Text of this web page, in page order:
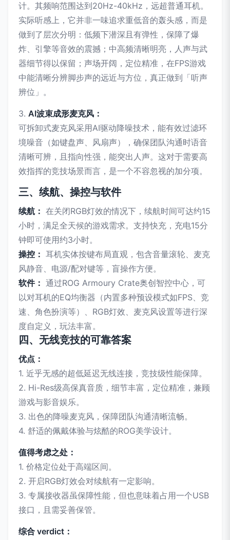
计。其频响范围达到20Hz-40kHz，远超普通耳机。
实际听感上，它并非一味追求重低音的轰头感，而是
做到了层次分明：低频下潜深且有弹性，保障了爆
炸、引擎等音效的震撼；中高频清晰明亮，人声与武
器细节得以保留；声场开阔，定位精准，在FPS游戏
中能清晰分辨脚步声的远近与方位，真正做到「听声
辨位」。
3. AI波束成形麦克风：
可拆卸式麦克风采用AI驱动降噪技术，能有效过滤环
境噪音（如键盘声、风扇声），确保团队沟通时语音
清晰可辨，且指向性强，能突出人声。这对于需要高
效指挥的竞技场景而言，是一个不容忽视的加分项。
三、续航、操控与软件
续航： 在关闭RGB灯效的情况下，续航时间可达约15
小时，满足全天候的游戏需求。支持快充，充电15分
钟即可使用约3小时。
操控： 耳机实体按键布局直观，包含音量滚轮、麦克
风静音、电源/配对键等，盲操作方便。
软件： 通过ROG Armoury Crate奥创智控中心，可
以对耳机的EQ均衡器（内置多种预设模式如FPS、竞
速、角色扮演等）、RGB灯效、麦克风设置等进行深
度自定义，玩法丰富。
四、无线竞技的可靠答案
优点：
1. 近乎无感的超低延迟无线连接，竞技级性能保障。
2. Hi-Res级高保真音质，细节丰富，定位精准，兼顾
游戏与影音娱乐。
3. 出色的降噪麦克风，保障团队沟通清晰流畅。
4. 舒适的佩戴体验与炫酷的ROG美学设计。
值得考虑之处：
1. 价格定位处于高端区间。
2. 开启RGB灯效会对续航有一定影响。
3. 专属接收器虽保障性能，但也意味着占用一个USB
接口，且需妥善保管。
综合 verdict：